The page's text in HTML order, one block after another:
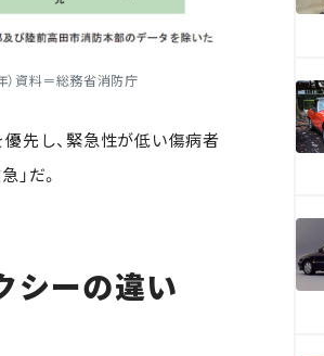
資料＝総務省消防庁
先し、緊急性が低い傷病者
だ。
シーの違い